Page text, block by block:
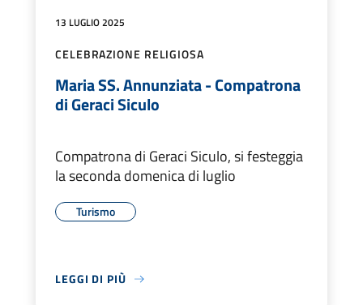
13 LUGLIO 2025
CELEBRAZIONE RELIGIOSA
Maria SS. Annunziata - Compatrona
di Geraci Siculo
Compatrona di Geraci Siculo, si festeggia
la seconda domenica di luglio
Turismo
LEGGI DI PIÙ